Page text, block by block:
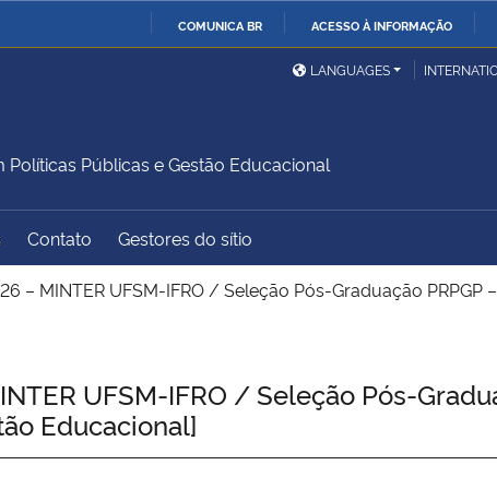
COMUNICA BR ACESSO À INFORMAÇÃO
Ministério da Defesa
Ministério das Relações
Exteriores
Ministério do
Desenvolvimento Regional
União
LANGUAGES
Públicas e Gestão Educacional
Contato Gestores do sítio
– MINTER UFSM-IFRO / Seleção Pós-Graduação PRPGP
UFSM-IFRO / Seleção Pós-
Educacional]